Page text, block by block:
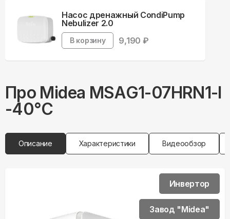
Насос дренажный CondiPump
Nebulizer 2.0
В корзину 9,190 ₽
Про Midea MSAG1-07HRN1-I
-40°С
Описание Характеристики Видеообзор
Инвертор
Завод "Midea"